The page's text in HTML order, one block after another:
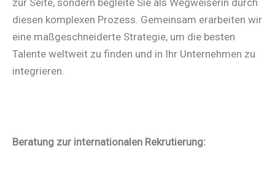
zur Seite, sondern begleite Sie als Wegweiserin durch
diesen komplexen Prozess. Gemeinsam erarbeiten wir
eine maßgeschneiderte Strategie, um die besten
Talente weltweit zu finden und in Ihr Unternehmen zu
integrieren.
Beratung zur internationalen Rekrutierung: